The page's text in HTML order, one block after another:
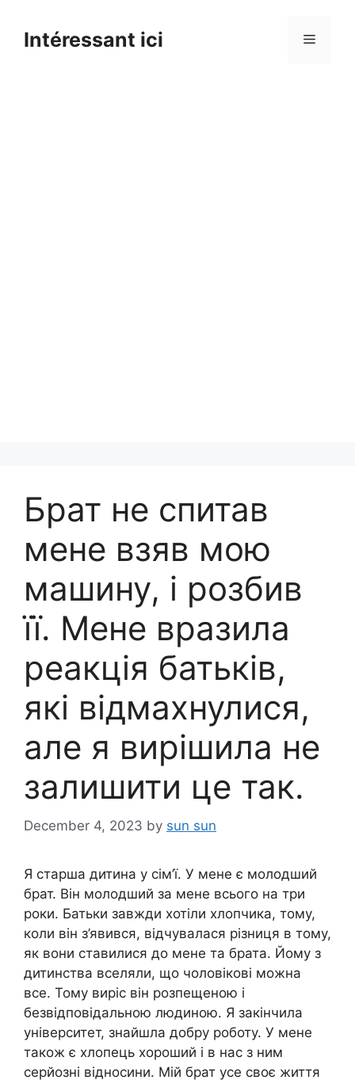
contentIntéressant ici Menu
Брат не спитав
мене взяв мою
машину, і розбив
її. Мене вразила
реакція батьків,
які відмахнулися,
але я вирішила не
залишити це так.
December 4, 2023 by sun sun
Я старша дитина у сім’ї. У мене є молодший
брат. Він молодший за мене всього на три
роки. Батьки завжди хотіли хлопчика, тому,
коли він з’явився, відчувалася різниця в тому,
як вони ставилися до мене та брата. Йому з
дитинства вселяли, що чоловікові можна
все. Тому виріс він розпещеною і
безвідповідальною людиною. Я закінчила
університет, знайшла добру роботу. У мене
також є хлопець хороший і в нас з ним
серйозні відносини. Мій брат усе своє життя